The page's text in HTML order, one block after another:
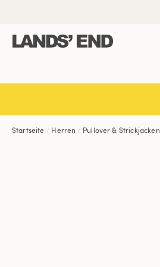
Inhalt
Navigation
Suche
Startseite Herren Pullover & Strickjacken